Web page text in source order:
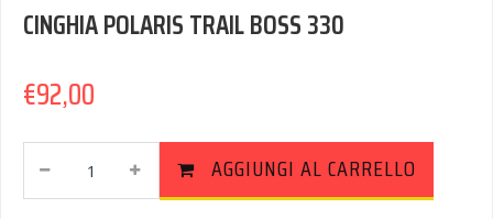
CINGHIA POLARIS TRAIL BOSS 330
€92,00
CINGHIA
POLARIS
TRAIL
AGGIUNGI AL CARRELLO